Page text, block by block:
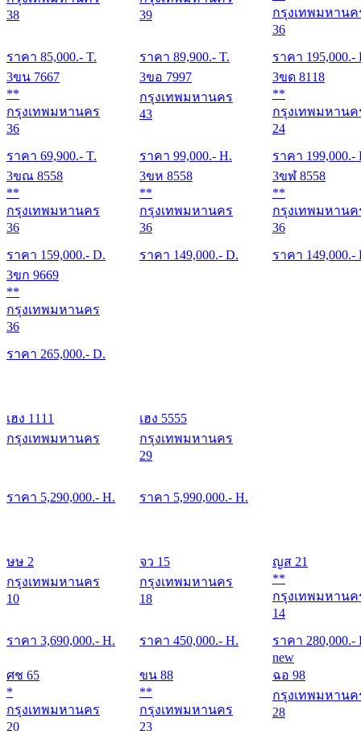
38
ราคา 85,000.- T.
39
ราคา 89,900.- T.
กรุงเทพมหานค
36
ราคา 195,000.-
3ขน 7667
**
กรุงเทพมหานคร
36
ราคา 69,900.- T.
3ขอ 7997
กรุงเทพมหานคร
43
ราคา 99,000.- H.
3ขด 8118
**
กรุงเทพมหานค
24
ราคา 199,000.-
3ขณ 8558
**
กรุงเทพมหานคร
36
ราคา 159,000.- D.
3ขห 8558
**
กรุงเทพมหานคร
36
ราคา 149,000.- D.
3ขฬ 8558
**
กรุงเทพมหานค
36
ราคา 149,000.-
3ขก 9669
**
กรุงเทพมหานคร
36
ราคา 265,000.- D.
เฮง 1111
กรุงเทพมหานคร
ราคา 5,290,000.- H.
เฮง 5555
กรุงเทพมหานคร
29
ราคา 5,990,000.- H.
ษษ 2
กรุงเทพมหานคร
10
ราคา 3,690,000.- H.
จว 15
กรุงเทพมหานคร
18
ราคา 450,000.- H.
ญส 21
**
กรุงเทพมหานค
14
ราคา 280,000.-
ศช 65
*
กรุงเทพมหานคร
20
ขน 88
**
กรุงเทพมหานคร
23
new
ฉอ 98
กรุงเทพมหานค
28